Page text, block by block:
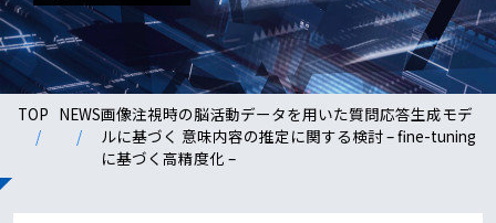
TOP NEWS画像注視時の脳活動データを用いた質問応答生成モデ
ルに基づく 意味内容の推定に関する検討 – fine-tuning
に基づく高精度化 –